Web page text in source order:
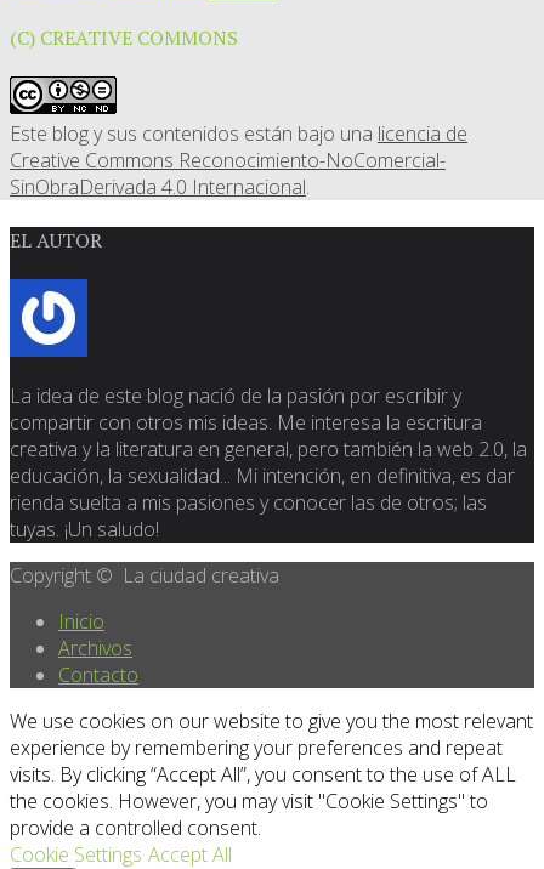
(C) CREATIVE COMMONS
Este blog y sus contenidos están bajo una licencia de
Creative Commons Reconocimiento-NoComercial-
SinObraDerivada 4.0 Internacional.
EL AUTOR
La idea de este blog nació de la pasión por escribir y
compartir con otros mis ideas. Me interesa la escritura
creativa y la literatura en general, pero también la web 2.0, la
educación, la sexualidad... Mi intención, en definitiva, es dar
rienda suelta a mis pasiones y conocer las de otros; las
tuyas. ¡Un saludo!
Copyright © La ciudad creativa
Inicio
Archivos
Contacto
We use cookies on our website to give you the most relevant
experience by remembering your preferences and repeat
visits. By clicking “Accept All”, you consent to the use of ALL
the cookies. However, you may visit "Cookie Settings" to
provide a controlled consent.
Cookie Settings Accept All